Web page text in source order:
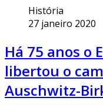
História
27 janeiro 2020
Há 75 anos o
libertou o
Auschwitz-